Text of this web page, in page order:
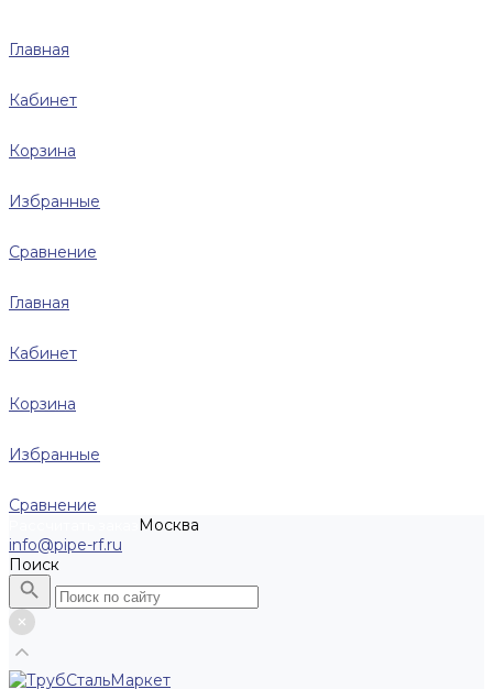
Главная
Кабинет
Корзина
Избранные
Сравнение
Главная
Кабинет
Корзина
Избранные
Сравнение
Москва
info@pipe-rf.ru
Поиск